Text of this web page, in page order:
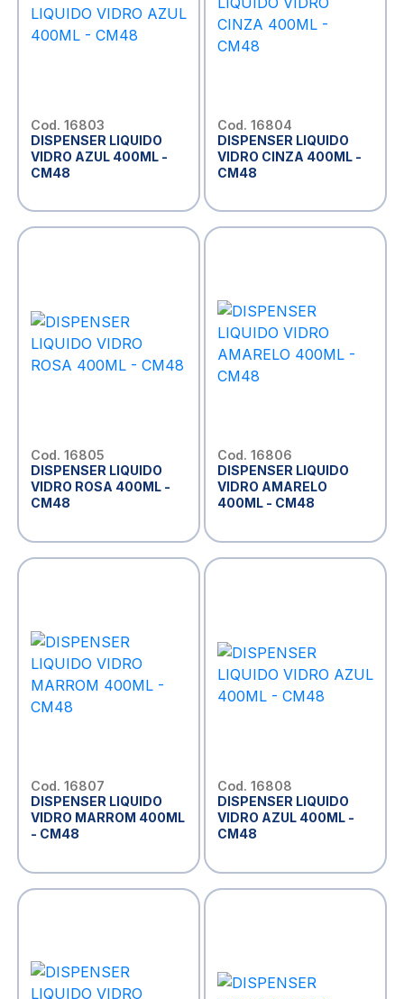
Cod. 16803
DISPENSER LIQUIDO
VIDRO AZUL 400ML -
CM48
Cod. 16804
DISPENSER LIQUIDO
VIDRO CINZA 400ML -
CM48
Cod. 16805
DISPENSER LIQUIDO
VIDRO ROSA 400ML -
CM48
Cod. 16806
DISPENSER LIQUIDO
VIDRO AMARELO
400ML - CM48
Cod. 16807
DISPENSER LIQUIDO
VIDRO MARROM 400ML
- CM48
Cod. 16808
DISPENSER LIQUIDO
VIDRO AZUL 400ML -
CM48